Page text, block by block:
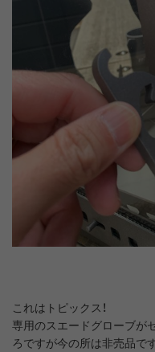
これはトピックス！
専用のスエードグローブが
ろですが今の所は非売品です